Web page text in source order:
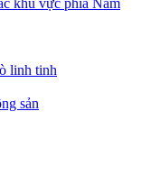
linh tinh
sản